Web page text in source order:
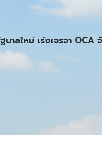
บาลใหม่ เร่งเจรจา OCA